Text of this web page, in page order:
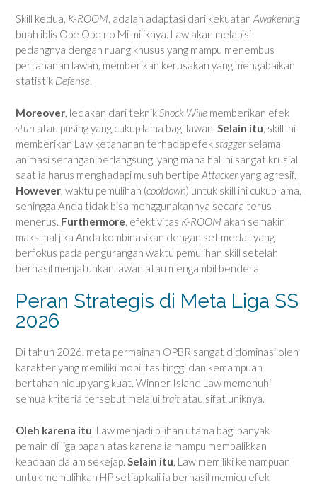
Skill kedua, K-ROOM, adalah adaptasi dari kekuatan Awakening
buah iblis Ope Ope no Mi miliknya. Law akan melapisi
pedangnya dengan ruang khusus yang mampu menembus
pertahanan lawan, memberikan kerusakan yang mengabaikan
statistik Defense.
Moreover , ledakan dari teknik Shock Wille memberikan efek
stun atau pusing yang cukup lama bagi lawan. Selain itu , skill ini
memberikan Law ketahanan terhadap efek stagger selama
animasi serangan berlangsung, yang mana hal ini sangat krusial
saat ia harus menghadapi musuh bertipe Attackeryang agresif.
However , waktu pemulihan (cooldown) untuk skill ini cukup lama,
sehingga Anda tidak bisa menggunakannya secara terus-
menerus. Furthermore , efektivitas K-ROOM akan semakin
maksimal jika Anda kombinasikan dengan set medali yang
berfokus pada pengurangan waktu pemulihan skill setelah
berhasil menjatuhkan lawan atau mengambil bendera.
Peran Strategis di Meta Liga SS
2026
Di tahun 2026, meta permainan OPBR sangat didominasi oleh
karakter yang memiliki mobilitas tinggi dan kemampuan
bertahan hidup yang kuat. Winner Island Law memenuhi
semua kriteria tersebut melalui trait atau sifat uniknya.
Oleh karena itu, Law menjadi pilihan utama bagi banyak
pemain di liga papan atas karena ia mampu membalikkan
keadaan dalam sekejap. Selain itu, Law memiliki kemampuan
untuk memulihkan HP setiap kali ia berhasil memicu efek